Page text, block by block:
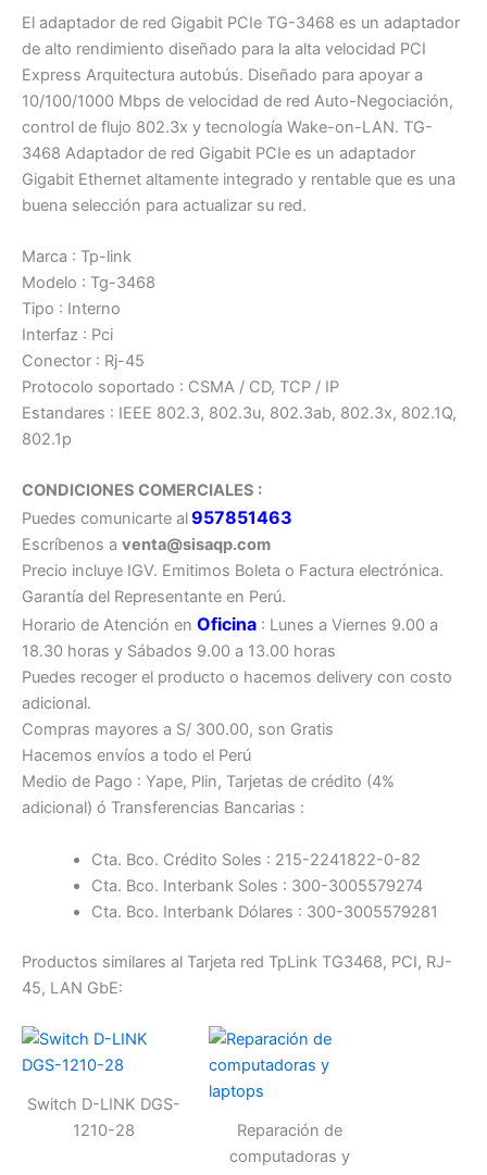
El adaptador de red Gigabit PCIe TG-3468 es un adaptador
de alto rendimiento diseñado para la alta velocidad PCI
Express Arquitectura autobús. Diseñado para apoyar a
10/100/1000 Mbps de velocidad de red Auto-Negociación,
control de flujo 802.3x y tecnología Wake-on-LAN. TG-
3468 Adaptador de red Gigabit PCIe es un adaptador
Gigabit Ethernet altamente integrado y rentable que es una
buena selección para actualizar su red.
Marca : Tp-link
Modelo : Tg-3468
Tipo : Interno
Interfaz : Pci
Conector : Rj-45
Protocolo soportado : CSMA / CD, TCP / IP
Estandares : IEEE 802.3, 802.3u, 802.3ab, 802.3x, 802.1Q,
802.1p
CONDICIONES COMERCIALES :
Puedes comunicarte al 957851463
Escríbenos a venta@sisaqp.com
Precio incluye IGV. Emitimos Boleta o Factura electrónica.
Garantía del Representante en Perú.
Horario de Atención en Oficina : Lunes a Viernes 9.00 a
18.30 horas y Sábados 9.00 a 13.00 horas
Puedes recoger el producto o hacemos delivery con costo
adicional.
Compras mayores a S/ 300.00, son Gratis
Hacemos envíos a todo el Perú
Medio de Pago : Yape, Plin, Tarjetas de crédito (4%
adicional) ó Transferencias Bancarias :
Cta. Bco. Crédito Soles : 215-2241822-0-82
Cta. Bco. Interbank Soles : 300-3005579274
Cta. Bco. Interbank Dólares : 300-3005579281
Productos similares al Tarjeta red TpLink TG3468, PCI, RJ-
45, LAN GbE:
Switch D-LINK DGS-
1210-28
Reparación de
computadoras y